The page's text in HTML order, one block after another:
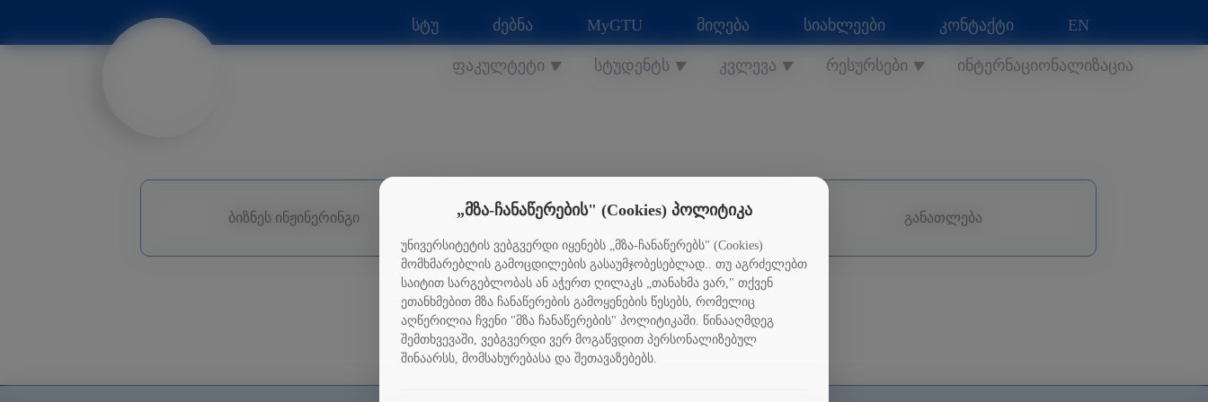
სტუ ძებნა MyGTU მიღება სიახლეები კონტაქტი EN
ფაკულტეტი ▼ სტუდენტს ▼ კვლევა ▼ რესურსები ▼ ინტერნაციონალიზაცია
ბიზნეს ინჟინერინგი სვეტიცხოველი განათლება
„მზა-ჩანაწერების" (Cookies) პოლიტიკა
უნივერსიტეტის ვებგვერდი იყენებს „მზა-ჩანაწერებს" (Cookies)
მომხმარებლის გამოცდილების გასაუმჯობესებლად.. თუ აგრძელებთ
საიტით სარგებლობას ან აჭერთ ღილაკს „თანახმა ვარ," თქვენ
ეთანხმებით მზა ჩანაწერების გამოყენების წესებს, რომელიც
აღწერილია ჩვენი "მზა ჩანაწერების" პოლიტიკაში. წინააღმდეგ
შემთხვევაში, ვებგვერდი ვერ მოგაწვდით პერსონალიზებულ
შინაარსს, მომსახურებასა და შეთავაზებებს.